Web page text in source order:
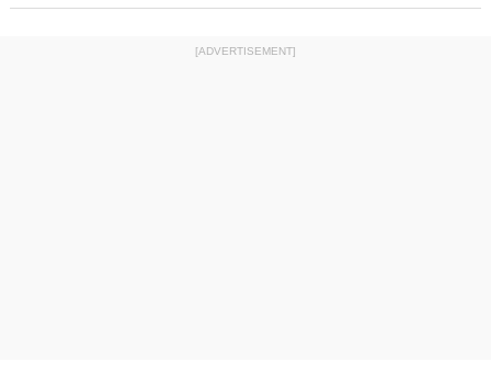
[ADVERTISEMENT]